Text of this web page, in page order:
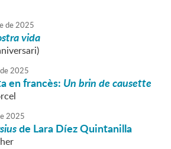
de2025
vida
de2025
en francès: Un brin de causette
2025
de Lara Díez Quintanilla